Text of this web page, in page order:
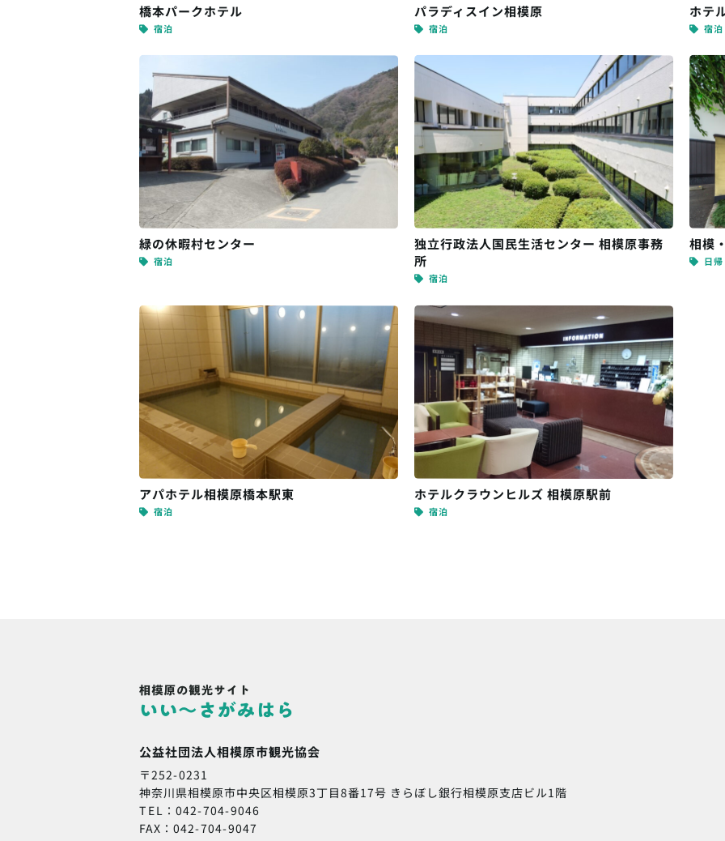
橋本パークホテル
宿泊
パラディスイン相模原
宿泊
ホテ
宿泊
緑の休暇村センター
宿泊
独立行政法人国民生活センター 相模原事務
所
宿泊
相模
日
アパホテル相模原橋本駅東
宿泊
ホテルクラウンヒルズ 相模原駅前
宿泊
公益社団法人相模原市観光協会
〒252-0231
神奈川県相模原市中央区相模原3丁目8番17号 きらぼし銀行相模原支店ビル1階
TEL：042-704-9046
FAX：042-704-9047